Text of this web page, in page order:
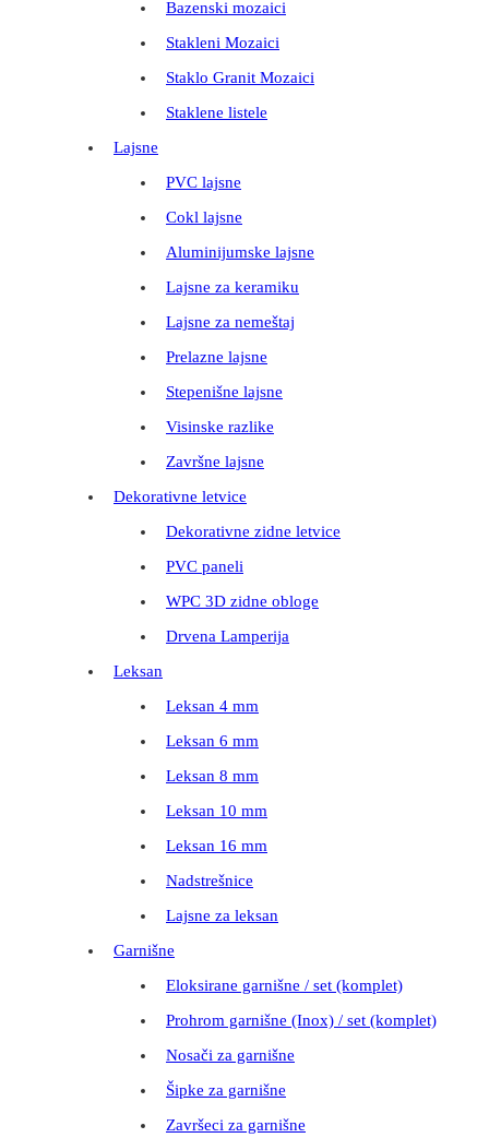
Bazenski mozaici
Stakleni Mozaici
Staklo Granit Mozaici
Staklene listele
Lajsne
PVC lajsne
Cokl lajsne
Aluminijumske lajsne
Lajsne za keramiku
Lajsne za nemeštaj
Prelazne lajsne
Stepenišne lajsne
Visinske razlike
Završne lajsne
Dekorativne letvice
Dekorativne zidne letvice
PVC paneli
WPC 3D zidne obloge
Drvena Lamperija
Leksan
Leksan 4 mm
Leksan 6 mm
Leksan 8 mm
Leksan 10 mm
Leksan 16 mm
Nadstrešnice
Lajsne za leksan
Garnišne
Eloksirane garnišne / set (komplet)
Prohrom garnišne (Inox) / set (komplet)
Nosači za garnišne
Šipke za garnišne
Završeci za garnišne